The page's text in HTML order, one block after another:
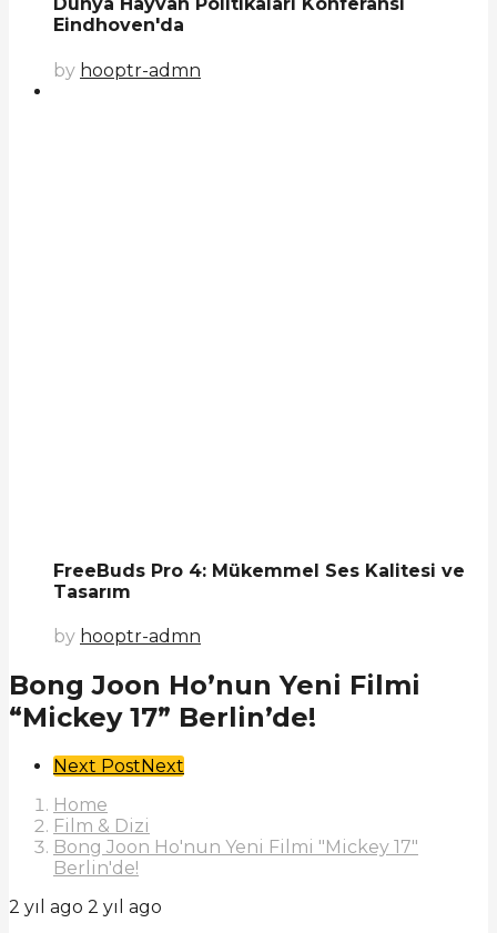
Eindhoven'da
by hooptr-admn
FreeBuds Pro 4: Mükemmel Ses Kalitesi ve
Tasarım
by hooptr-admn
Bong Joon Ho’nun Yeni Filmi
“Mickey 17” Berlin’de!
Post
Pagination
Next PostNext
Home
Film & Dizi
Bong Joon Ho'nun Yeni Filmi "Mickey 17"
Berlin'de!
2 yıl ago 2 yıl ago